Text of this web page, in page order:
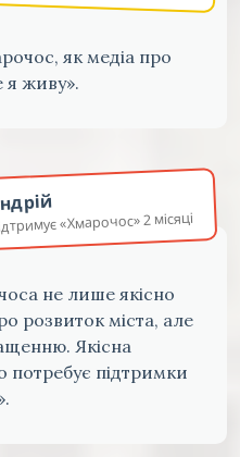
як медіа про
я живу».
«Хмарочос» 2 місяці
не лише якісно
розвиток міста, але
Якісна
потребує підтримки